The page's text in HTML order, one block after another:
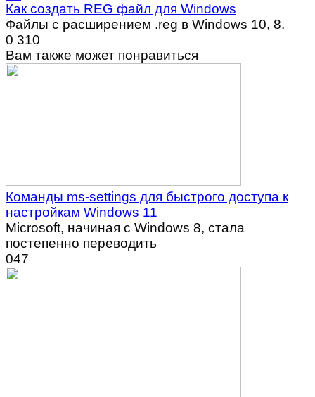
Как создать REG файл для Windows
Файлы с расширением .reg в Windows 10, 8.
0 310
Вам также может понравиться
Команды ms-settings для быстрого доступа к
настройкам Windows 11
Microsoft, начиная с Windows 8, стала
постепенно переводить
047